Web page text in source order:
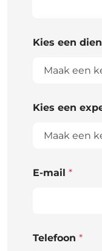
Kies een
Kies een
E-mail *
Telefoon *